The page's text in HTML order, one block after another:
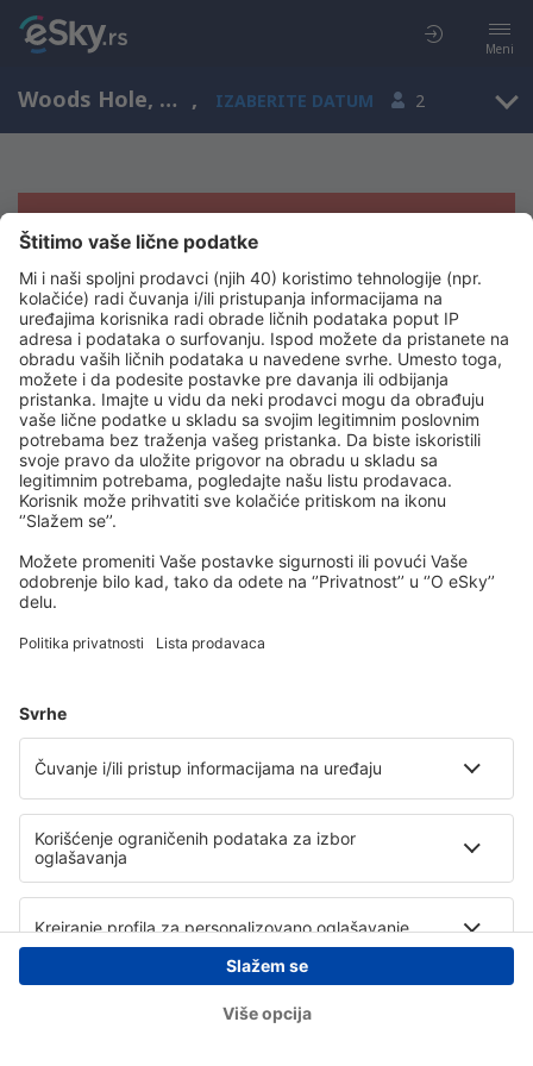
Meni
Woods Hole, Massachusetts, Sjedinjene Američke Države , IZABERITE DATUM 2
Žao nam je, ne možemo da prikažemo
rezultate
Pokušajte još jednom kad izaberete druge kriterijume
Copyright © eSky.rs. Sva prava zadržana.